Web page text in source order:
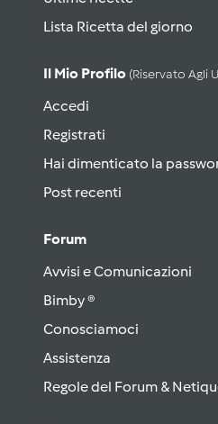
Lista Ricetta del giorno
Il Mio Profilo (riservato Agli
Accedi
Registrati
Hai dimenticato la
Post recenti
Forum
Avvisi e Comunicazioni
Bimby ®
Conosciamoci
Assistenza
Regole del Forum &